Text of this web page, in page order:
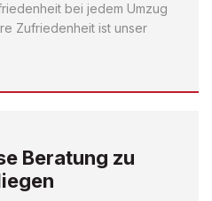
bei jedem Umzug
Zufriedenheit ist unser
Beratung zu